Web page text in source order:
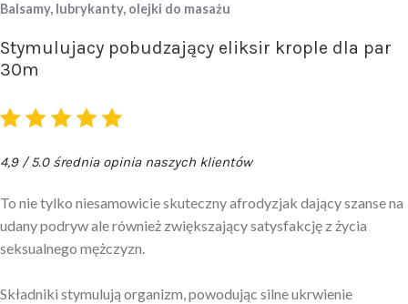
Balsamy, lubrykanty, olejki do masażu
Stymulujacy pobudzający eliksir krople dla par
30m
4,9 / 5.0 średnia opinia naszych klientów
To nie tylko niesamowicie skuteczny afrodyzjak dający szanse na
udany podryw ale również zwiększający satysfakcję z życia
seksualnego mężczyzn.
Składniki stymulują organizm, powodując silne ukrwienie